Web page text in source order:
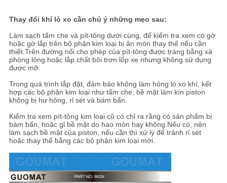
Thay đổi khí lò xo cần chú ý những mẹo sau:
Làm sạch tấm che và pít-tông dưới cùng, để kiểm tra xem có gờ
hoặc gờ lắp trên bộ phận kim loại bị ăn mòn thay thế nếu cần
thiết.Trên đường nối cho phép của pít-tông được tráng bằng xà
phòng lỏng hoặc lắp chất bôi trơn lốp xe nhưng không sử dụng
được mỡ.
Trong quá trình lắp đặt, đảm bảo không làm hỏng lò xo khí, kết
hợp các bộ phận kim loại như tấm che, bề mặt làm kín piston
không bị hư hỏng, rỉ sét và bám bẩn.
Kiểm tra xem pít-tông kim loại cũ có chỉ ra rằng có sản phẩm bị
bám bẩn, hoặc gỉ bề mặt do hao mòn hay không.Nếu có, nên
làm sạch bề mặt của piston, nếu cần thì xử lý để tránh rỉ sét
hoặc thay thế bằng các bộ phận kim loại mới.